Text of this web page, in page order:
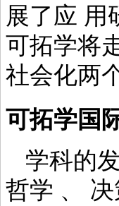
展了应 用
可拓学将
社会化两
可拓学国
学科的
哲学 、